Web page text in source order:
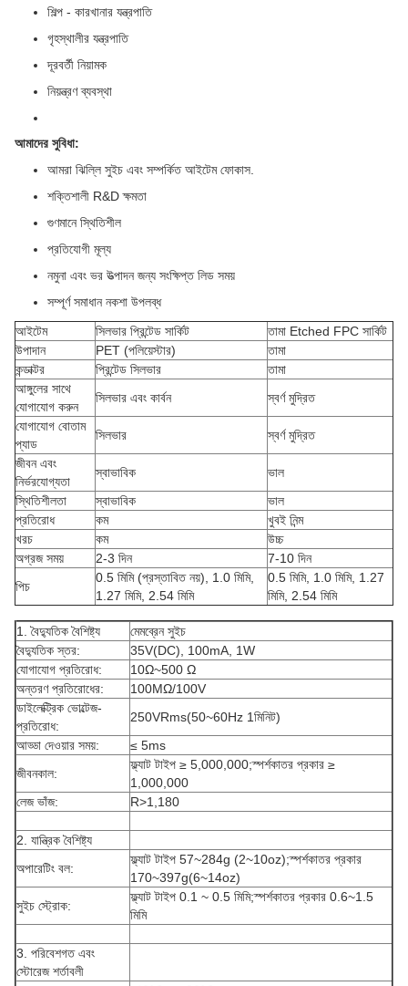
শিল্প - কারখানার যন্ত্রপাতি
গৃহস্থালীর যন্ত্রপাতি
দূরবর্তী নিয়ামক
নিয়ন্ত্রণ ব্যবস্থা
আমাদের সুবিধা:
আমরা ঝিল্লি সুইচ এবং সম্পর্কিত আইটেম ফোকাস.
শক্তিশালী R&D ক্ষমতা
গুণমানে স্থিতিশীল
প্রতিযোগী মূল্য
নমুনা এবং ভর উত্পাদন জন্য সংক্ষিপ্ত লিড সময়
সম্পূর্ণ সমাধান নকশা উপলব্ধ
আইটেম
সিলভার প্রিন্টেড সার্কিট
তামা Etched FPC সার্কিট
উপাদান
PET (পলিয়েস্টার)
তামা
কন্ডাক্টর
প্রিন্টেড সিলভার
তামা
আঙ্গুলের সাথে
যোগাযোগ করুন
সিলভার এবং কার্বন
স্বর্ণ মুদ্রিত
যোগাযোগ বোতাম
প্যাড
সিলভার
স্বর্ণ মুদ্রিত
জীবন এবং
নির্ভরযোগ্যতা
স্বাভাবিক
ভাল
স্থিতিশীলতা
স্বাভাবিক
ভাল
প্রতিরোধ
কম
খুবই নিন্ম
খরচ
কম
উচ্চ
অগ্রজ সময়
2-3 দিন
7-10 দিন
পিচ
0.5 মিমি (প্রস্তাবিত নয়), 1.0 মিমি,
1.27 মিমি, 2.54 মিমি
0.5 মিমি, 1.0 মিমি, 1.27
মিমি, 2.54 মিমি
1. বৈদ্যুতিক বৈশিষ্ট্য
মেমব্রেন সুইচ
বৈদ্যুতিক স্তর:
35V(DC), 100mA, 1W
যোগাযোগ প্রতিরোধ:
10Ω~500 Ω
অন্তরণ প্রতিরোধের:
100MΩ/100V
ডাইলেক্ট্রিক ভোল্টেজ-
প্রতিরোধ:
250VRms(50~60Hz 1মিনিট)
আড্ডা দেওয়ার সময়:
≤ 5ms
জীবনকাল:
ফ্ল্যাট টাইপ ≥ 5,000,000;স্পর্শকাতর প্রকার ≥
1,000,000
লেজ ভাঁজ:
R>1,180
2. যান্ত্রিক বৈশিষ্ট্য
অপারেটিং বল:
ফ্ল্যাট টাইপ 57~284g (2~10oz);স্পর্শকাতর প্রকার
170~397g(6~14oz)
সুইচ স্ট্রোক:
ফ্ল্যাট টাইপ 0.1 ~ 0.5 মিমি;স্পর্শকাতর প্রকার 0.6~1.5
মিমি
3. পরিবেশগত এবং
স্টোরেজ শর্তাবলী